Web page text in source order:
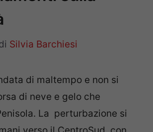
Silvia Barchiesi
di maltempo e non si
di neve e gelo che
La perturbazione si